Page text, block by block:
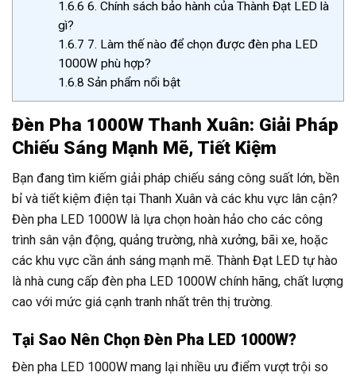
1.6.6 6. Chính sách bảo hành của Thành Đạt LED là
gì?
1.6.7 7. Làm thế nào để chọn được đèn pha LED
1000W phù hợp?
1.6.8 Sản phẩm nổi bật
Đèn Pha 1000W Thanh Xuân: Giải Pháp
Chiếu Sáng Mạnh Mẽ, Tiết Kiệm
Bạn đang tìm kiếm giải pháp chiếu sáng công suất lớn, bền
bỉ và tiết kiệm điện tại Thanh Xuân và các khu vực lân cận?
Đèn pha LED 1000W là lựa chọn hoàn hảo cho các công
trình sân vận động, quảng trường, nhà xưởng, bãi xe, hoặc
các khu vực cần ánh sáng mạnh mẽ. Thành Đạt LED tự hào
là nhà cung cấp đèn pha LED 1000W chính hãng, chất lượng
cao với mức giá cạnh tranh nhất trên thị trường.
Tại Sao Nên Chọn Đèn Pha LED 1000W?
Đèn pha LED 1000W mang lại nhiều ưu điểm vượt trội so